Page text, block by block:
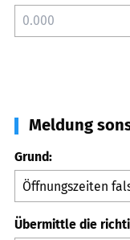
Meldung
Grund:
Übermittle die